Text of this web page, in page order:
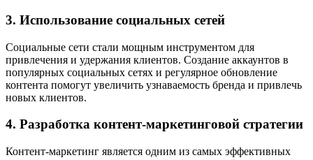
3. Использование социальных сетей
Социальные сети стали мощным инструментом для
привлечения и удержания клиентов. Создание аккаунтов в
популярных социальных сетях и регулярное обновление
контента помогут увеличить узнаваемость бренда и привлечь
новых клиентов.
4. Разработка контент-маркетинговой стратегии
Контент-маркетинг является одним из самых эффективных